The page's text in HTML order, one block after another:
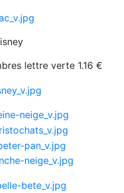
lettre verte 1.16 €